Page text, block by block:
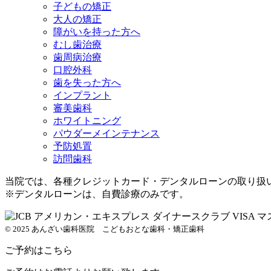
子どもの矯正
大人の矯正
障がいを持った方へ
むし歯治療
歯周病治療
口腔外科
歯を失った方へ
インプラント
審美歯科
ホワイトニング
パウダーメインテナンス
予防処置
訪問歯科
当院では、各種クレジットカード・デンタルローンの取り扱
※デンタルローンは、自費診療のみです。
© 2025 あんざい歯科医院 こどもおとな歯科・矯正歯科
ご予約はこちら